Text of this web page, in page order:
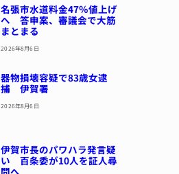
名張市水道料金47％値上げ
へ 答申案、審議会で大筋
まとまる
2026年8月6日
器物損壊容疑で83歳女逮
捕 伊賀署
2026年8月6日
伊賀市長のパワハラ発言疑
い 百条委が10人を証人尋